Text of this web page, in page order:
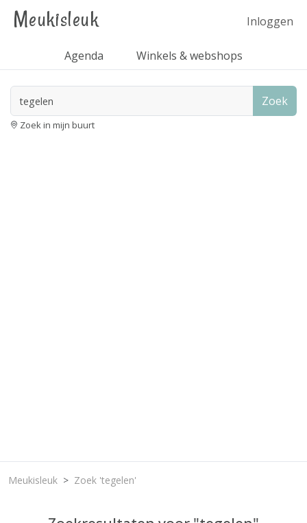
Meukisleuk Inloggen
Agenda Winkels & webshops
Zoek
Zoek in mijn buurt
Meukisleuk Zoek 'tegelen'